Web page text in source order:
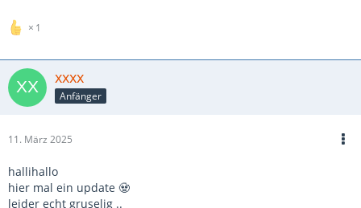
1
xxxx
Anfänger
11. März 2025
hallihallo
hier mal ein update 🧟
leider echt gruselig ..